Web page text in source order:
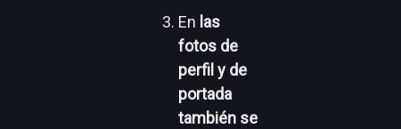
En las
fotos de
perfil y de
portada
también se